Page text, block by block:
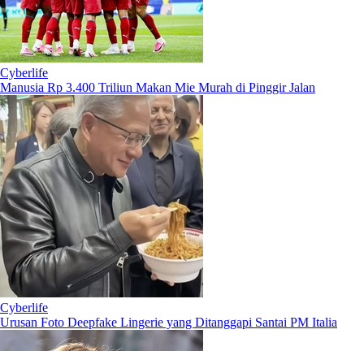
Cyberlife
Manusia Rp 3.400 Triliun Makan Mie Murah di Pinggir Jalan
Cyberlife
Urusan Foto Deepfake Lingerie yang Ditanggapi Santai PM Italia